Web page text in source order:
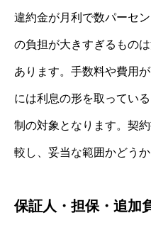
違約金が月利で数パーセ
の負担が大きすぎるもの
あります。手数料や費用
には利息の形を取ってい
制の対象となります。契
較し、妥当な範囲かどう
保証人・担保・追加